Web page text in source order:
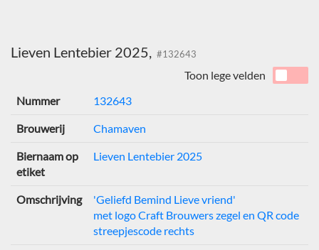
Lieven Lentebier 2025, #132643
Toon lege velden
Nummer
132643
Brouwerij Chamaven
Biernaam op
etiket
Lieven Lentebier 2025
Omschrijving
'Geliefd Bemind Lieve vriend'
met logo Craft Brouwers zegel en QR code
streepjescode rechts